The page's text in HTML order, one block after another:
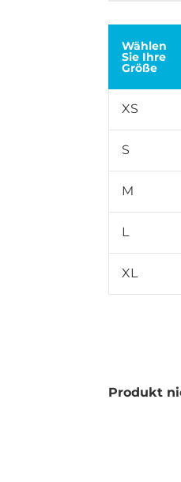
Wählen
Sie Ihre
Größe
XS
S
M
L
XL
Produkt